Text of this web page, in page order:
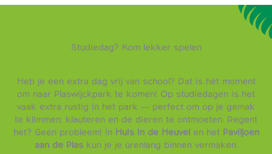
Studiedag? Kom lekker spelen
Heb je een extra dag vrij van school? Dat is hét moment
om naar Plaswijckpark te komen! Op studiedagen is het
vaak extra rustig in het park — perfect om op je gemak
te klimmen, klauteren en de dieren te ontmoeten. Regent
het? Geen probleem! In Huis in de Heuvelen het Paviljoen
aan de Plaskun je je úrenlang binnen vermaken.